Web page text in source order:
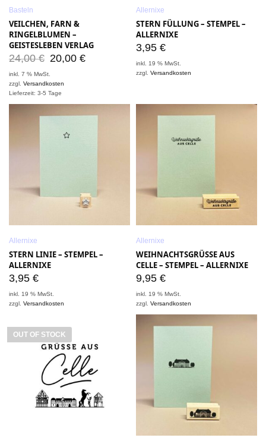
Basteln
VEILCHEN, FARN &
RINGELBLUMEN –
GEISTESLEBEN VERLAG
24,00€ 20,00 €
inkl. 7 % MwSt.
zzgl.Versandkosten
Lieferzeit: 3-5 Tage
Allernixe
STERN FÜLLUNG – STEMPEL –
ALLERNIXE
3,95 €
inkl. 19 % MwSt.
zzgl.Versandkosten
Allernixe
STERN LINIE – STEMPEL –
ALLERNIXE
3,95 €
inkl. 19 % MwSt.
zzgl.Versandkosten
Allernixe
WEIHNACHTSGRÜSSE AUS
CELLE – STEMPEL – ALLERNIXE
9,95 €
inkl. 19 % MwSt.
zzgl.Versandkosten
OUT OF STOCK